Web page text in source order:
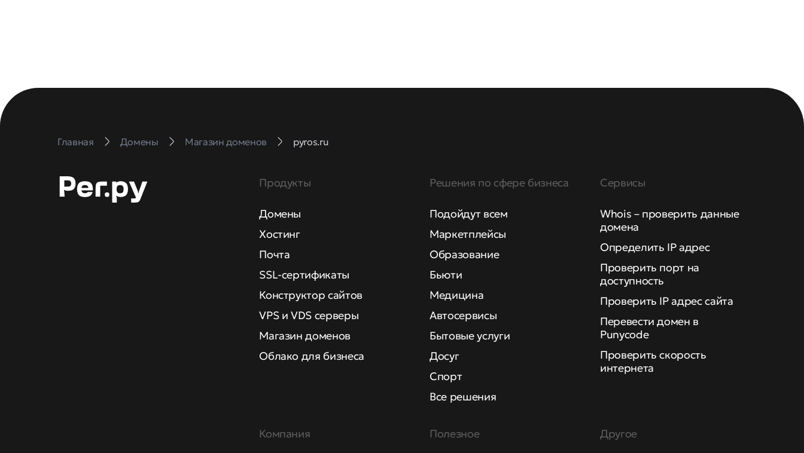
Главная Домены Магазин доменов pyros.ru
Продукты
Домены
Хостинг
Почта
SSL-сертификаты
Конструктор сайтов
VPS и VDS серверы
Магазин доменов
Облако для бизнеса
Решения по сфере бизнеса
Подойдут всем
Маркетплейсы
Образование
Бьюти
Медицина
Автосервисы
Бытовые услуги
Досуг
Спорт
Все решения
Сервисы
Whois – проверить данные
домена
Определить IP адрес
Проверить порт на
доступность
Проверить IP адрес сайта
Перевести домен в
Punycode
Проверить скорость
интернета
Компания Полезное Другое